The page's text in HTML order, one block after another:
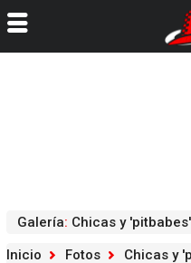
Galería: Chicas y
Inicio
Fotos
Chicas y